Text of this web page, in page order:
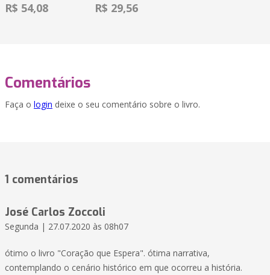
R$ 54,08 R$ 29,56
Comentários
Faça o login deixe o seu comentário sobre o livro.
1 comentários
José Carlos Zoccoli
Segunda | 27.07.2020 às 08h07
ótimo o livro "Coração que Espera". ótima narrativa,
contemplando o cenário histórico em que ocorreu a história.